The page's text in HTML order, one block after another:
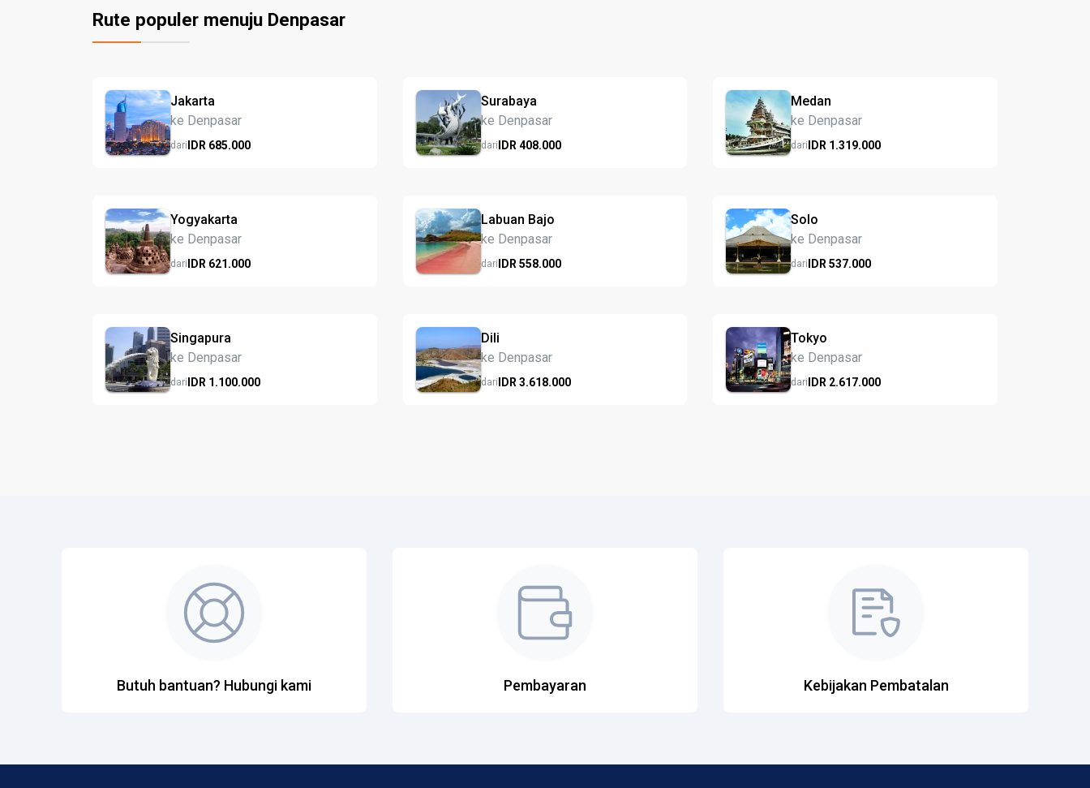
Rute populer menuju Denpasar
Jakarta
ke Denpasar
dariIDR 685.000
Surabaya
ke Denpasar
dariIDR 408.000
Medan
ke Denpasar
dariIDR 1.319.000
Yogyakarta
ke Denpasar
dariIDR 621.000
Labuan Bajo
ke Denpasar
dariIDR 558.000
Solo
ke Denpasar
dariIDR537.000
Singapura
ke Denpasar
dariIDR 1.100.000
Dili
ke Denpasar
dariIDR 3.618.000
Tokyo
ke Denpasar
dariIDR 2.617.000
Butuh bantuan? Hubungi kami Pembayaran Kebijakan Pembatalan